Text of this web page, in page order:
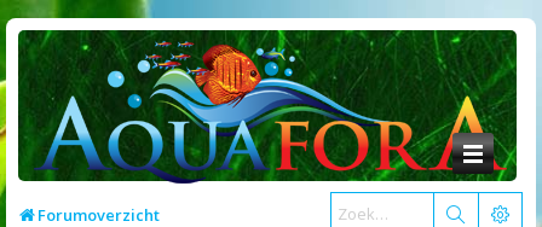
Forumoverzicht